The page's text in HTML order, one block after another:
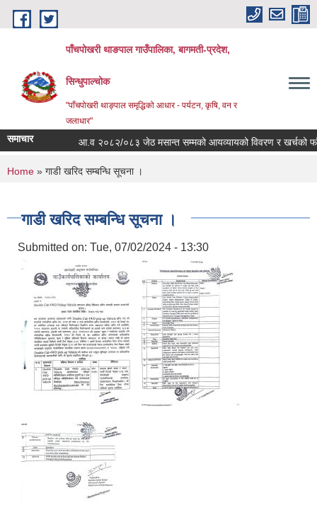
Skip to main content
पाँचपोखरी थाङपाल गाउँपालिका, बागमती-प्रदेश,
सिन्धुपाल्चोक
"पाँचपोखरी थाङ्पाल समृद्धिको आधार - पर्यटन, कृषि, वन र
जलाधार"
समाचार आ.व २०८२/०८३ जेठ मसान्त सम्मको आयव्यायको विवरण र खर्चको
You are here
Home » गाडी खरिद सम्बन्धि सूचना ।
गाडी खरिद सम्बन्धि सूचना ।
Submitted on: Tue, 07/02/2024 - 13:30